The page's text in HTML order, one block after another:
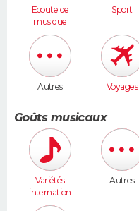
Ecoute de
musique
Sport
Autres Voyages
Goûts musicaux
Variétés
internation
ales
Autres